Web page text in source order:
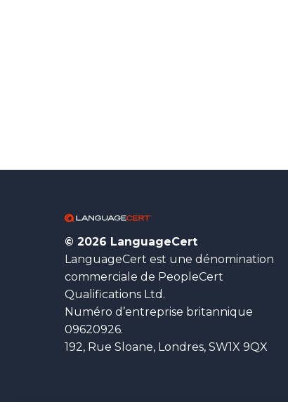
© 2026 LanguageCert
LanguageCert est une dénomination
commerciale de PeopleCert
Qualifications Ltd.
Numéro d’entreprise britannique
09620926.
192, Rue Sloane, Londres, SW1X 9QX